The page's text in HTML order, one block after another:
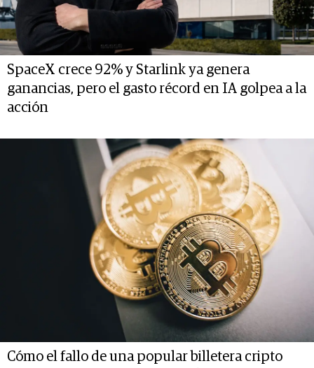
SpaceX crece 92% y Starlink ya genera
ganancias, pero el gasto récord en IA golpea a la
acción
Cómo el fallo de una popular billetera cripto